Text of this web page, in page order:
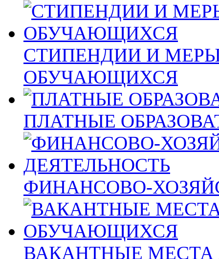
СТИПЕНДИИ И
ОБУЧАЮЩИХСЯ
ПЛАТНЫЕ
ФИНАНСОВО-
ВАКАНТНЫЕ МЕСТА